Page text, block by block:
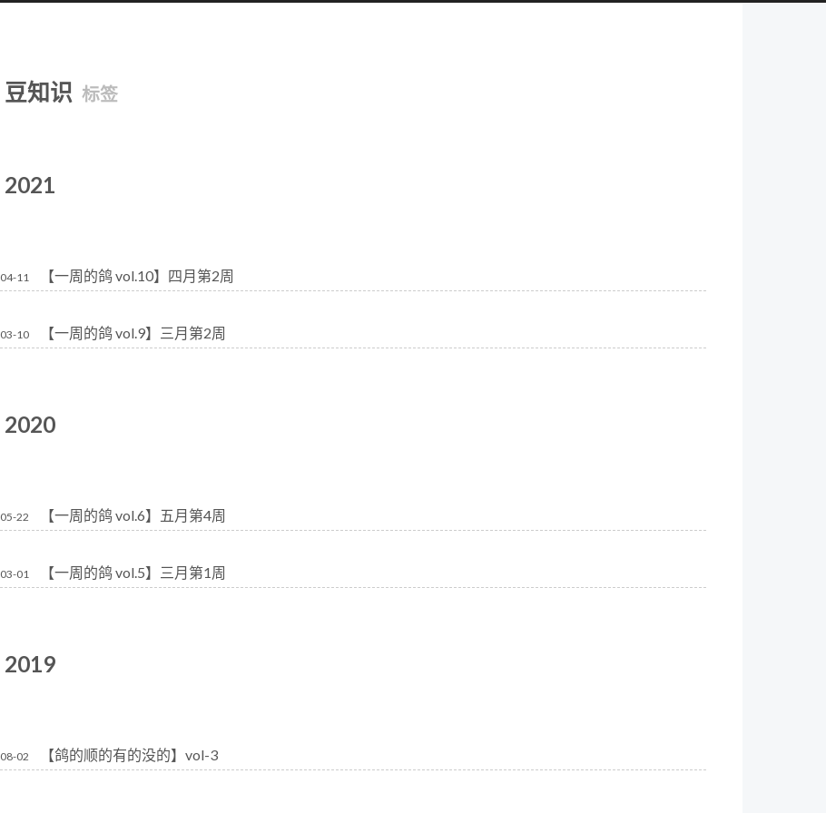
豆知识 标签
2021
04-11 【一周的鸽 vol.10】四月第2周
03-10 【一周的鸽 vol.9】三月第2周
2020
05-22 【一周的鸽 vol.6】五月第4周
03-01 【一周的鸽 vol.5】三月第1周
2019
08-02 【鸽的顺的有的没的】vol-3